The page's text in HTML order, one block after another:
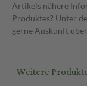
Artikels nähere
Produktes? Unter
gerne Auskunft
Weitere